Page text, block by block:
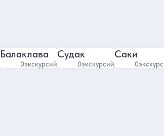
Балаклава
0экскурсий
Судак
0экскурсий
Саки
0